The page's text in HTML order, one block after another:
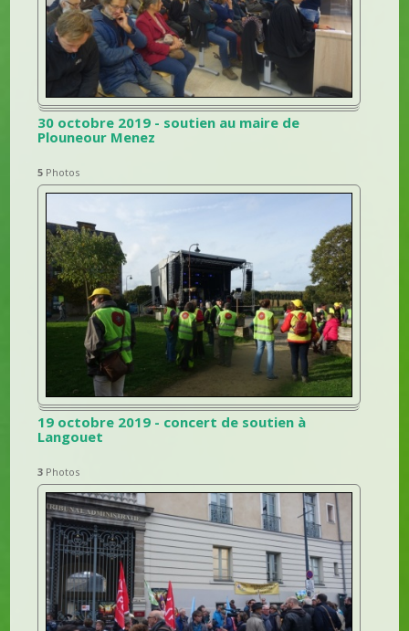
30 octobre 2019 - soutien au maire de
Plouneour Menez
5 Photos
19 octobre 2019 - concert de soutien à
Langouet
3 Photos